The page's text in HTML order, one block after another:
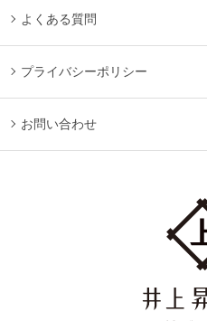
よくある質問
プライバシーポリシー
お問い合わせ